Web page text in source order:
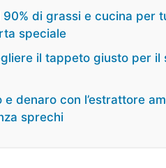
90% di grassi e cucina
speciale
il tappeto giusto per
e denaro con l’estrattore
sprechi